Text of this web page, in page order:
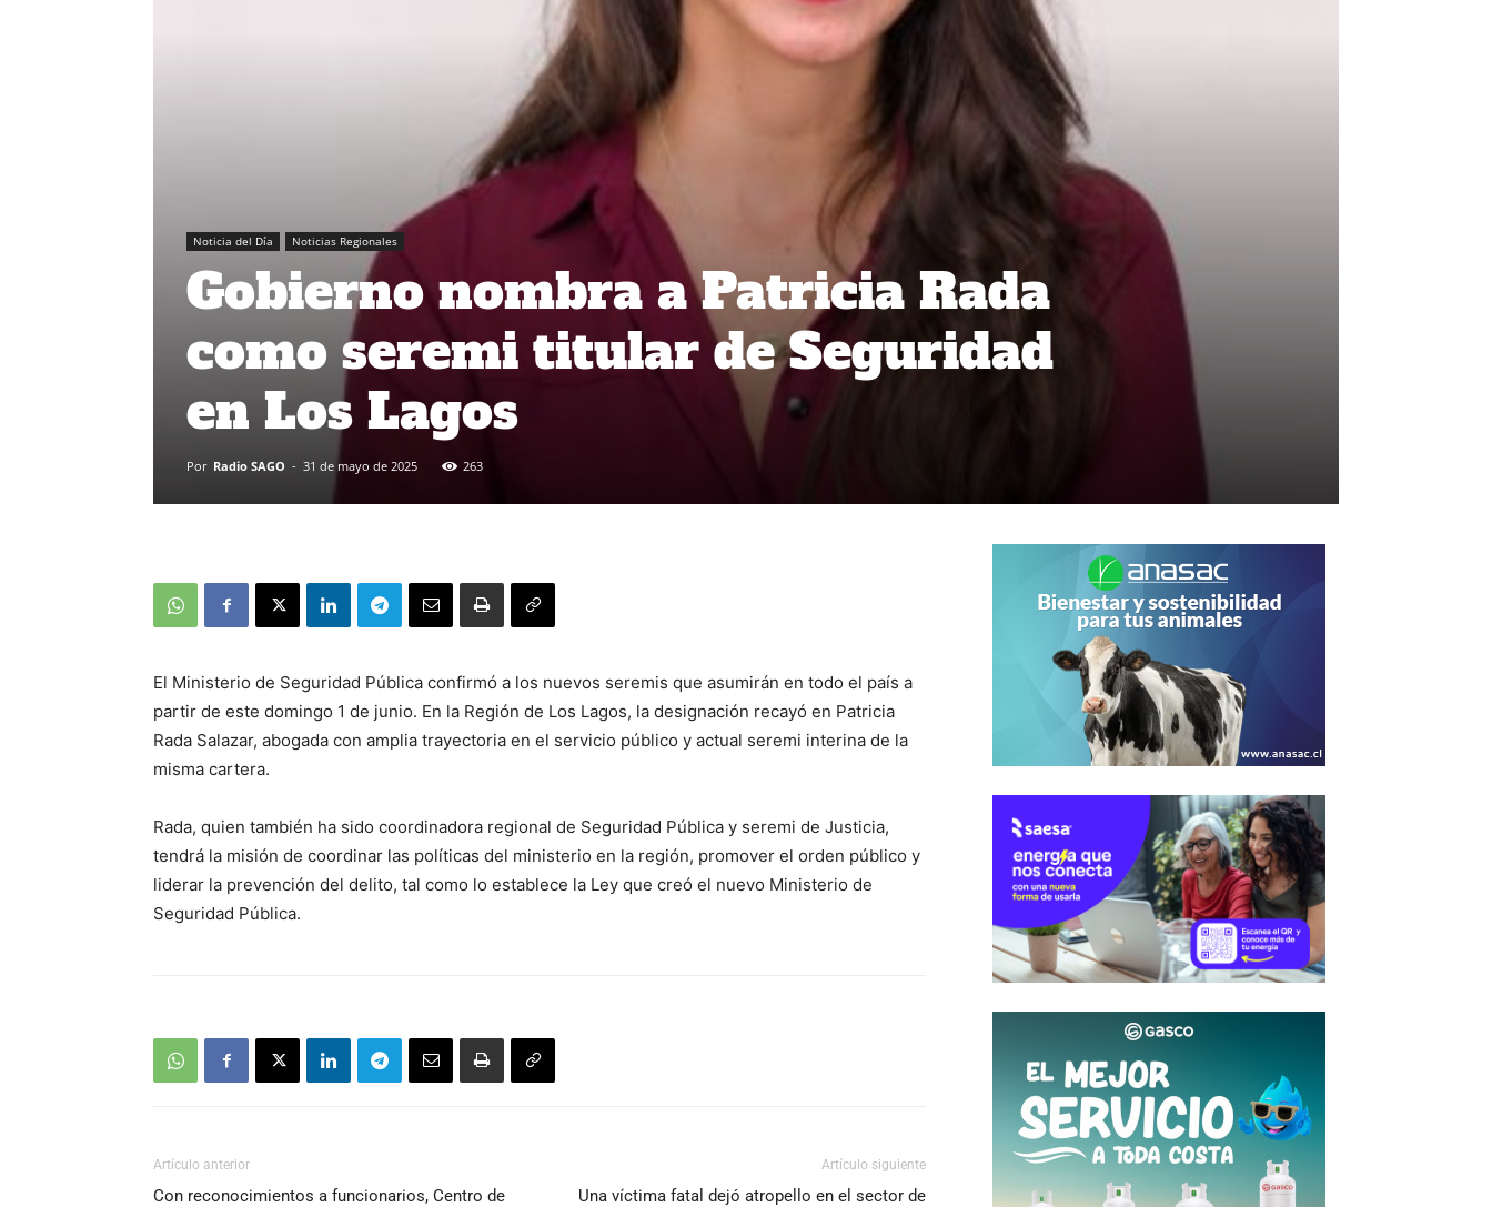
Noticia del Día Noticias Regionales
Gobierno nombra a Patricia Rada
como seremi titular de Seguridad
en Los Lagos
Por Radio SAGO - 31 de mayo de 2025 263
El Ministerio de Seguridad Pública confirmó a los nuevos seremis que asumirán en todo el país a
partir de este domingo 1 de junio. En la Región de Los Lagos, la designación recayó en Patricia
Rada Salazar, abogada con amplia trayectoria en el servicio público y actual seremi interina de la
misma cartera.
Rada, quien también ha sido coordinadora regional de Seguridad Pública y seremi de Justicia,
tendrá la misión de coordinar las políticas del ministerio en la región, promover el orden público y
liderar la prevención del delito, tal como lo establece la Ley que creó el nuevo Ministerio de
Seguridad Pública.
Artículo anterior
Con reconocimientos a funcionarios, Centro de
Artículo siguiente
Una víctima fatal dejó atropello en el sector de